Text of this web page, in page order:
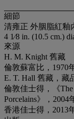
細節
清雍正 外胭脂紅釉
4 1⁄8 in. (10.5 cm.)
來源
H. M. Knight 舊藏
倫敦蘇富比，1970
E. T. Hall 舊藏，藏
倫敦佳士得，《The
Porcelains》，
香港佳士得，2013